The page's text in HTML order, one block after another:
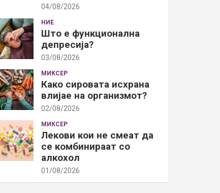
04/08/2026
НИЕ
Што е функционална
депресија?
03/08/2026
МИКСЕР
Како сировата исхрана
влијае на организмот?
02/08/2026
МИКСЕР
Лекови кои не смеат да
се комбинираат со
алкохол
01/08/2026